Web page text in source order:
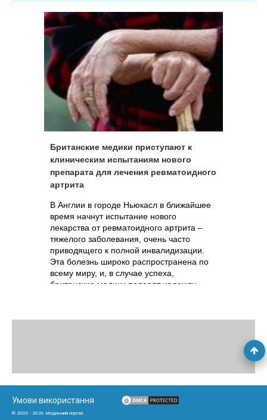
Британские медики приступают к
клиническим испытаниям нового
препарата для лечения ревматоидного
артрита
В Англии в городе Ньюкасл в ближайшее
время начнут испытание нового
лекарства от ревматоидного артрита –
тяжелого заболевания, очень часто
приводящего к полной инвалидизации.
Эта болезнь широко распространена по
всему миру, и, в случае успеха,
британские медики подарят надежду
суставов и внутренних органов и даст
Умови використання
© 2006 - 2026 Медичний портал